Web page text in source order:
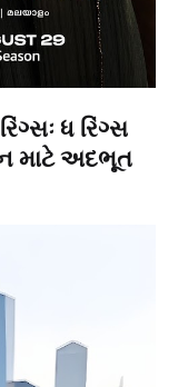
ધ રિંગ્સ
માટે અદભૂત